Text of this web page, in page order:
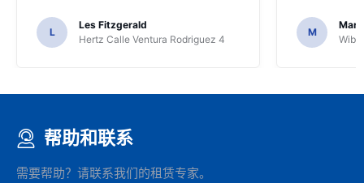
L
Les Fitzgerald
Hertz Calle Ventura Rodriguez 4
M
帮助和联系
需要帮助？请联系我们的租赁专家。